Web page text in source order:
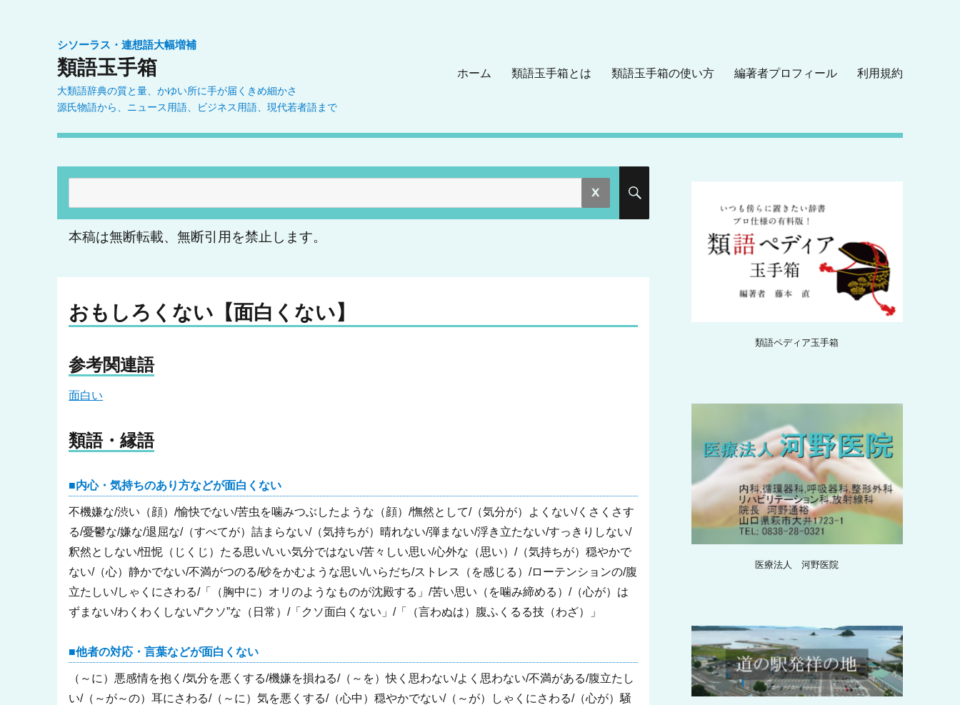
シソーラス・連想語大幅増補
類語玉手箱
大類語辞典の質と量、かゆい所に手が届くきめ細かさ
源氏物語から、ニュース用語、ビジネス用語、現代若者語まで
ホーム 類語玉手箱とは 類語玉手箱の使い方 編著者プロフィール 利用規約
索:
本稿は無断転載、無断引用を禁止します。
おもしろくない【面白くない】
参考関連語
面白い
類語・縁語
内心・気持ちのあり方などが面白くない
不機嫌な/渋い（顔）/愉快でない/苦虫を噛みつぶしたような（顔）/憮然として/（気分が）よくない/くさくさす
る/憂鬱な/嫌な/退屈な/（すべてが）詰まらない/（気持ちが）晴れない/弾まない/浮き立たない/すっきりしない/
釈然としない/忸怩（じくじ）たる思い/いい気分ではない/苦々しい思い/心外な（思い）/（気持ちが）穏やかで
ない/（心）静かでない/不満がつのる/砂をかむような思い/いらだち/ストレス（を感じる）/ローテンションの/腹
立たしい/しゃくにさわる/「（胸中に）オリのようなものが沈殿する」/苦い思い（を噛み締める）/（心が）は
ずまない/わくわくしない/“クソ”な（日常）/「クソ面白くない」/「（言わぬは）腹ふくるる技（わざ）」
他者の対応・言葉などが面白くない
（～に）悪感情を抱く/気分を悪くする/機嫌を損ねる/（～を）快く思わない/よく思わない/不満がある/腹立たし
い/（～が～の）耳にさわる/（～に）気を悪くする/（心中）穏やかでない/（～が）しゃくにさわる/（心が）騒
類語ペディア玉手箱
医療法人 河野医院